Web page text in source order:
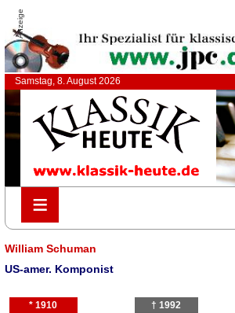
Anzeige
Samstag, 8. August 2026
≡
≡
William Schuman
US-amer. Komponist
* 1910 † 1992